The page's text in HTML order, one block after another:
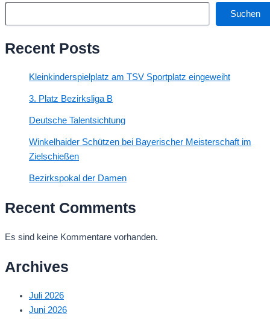
Suchen
Recent Posts
Kleinkinderspielplatz am TSV Sportplatz eingeweiht
3. Platz Bezirksliga B
Deutsche Talentsichtung
Winkelhaider Schützen bei Bayerischer Meisterschaft im
Zielschießen
Bezirkspokal der Damen
Recent Comments
Es sind keine Kommentare vorhanden.
Archives
Juli 2026
Juni 2026